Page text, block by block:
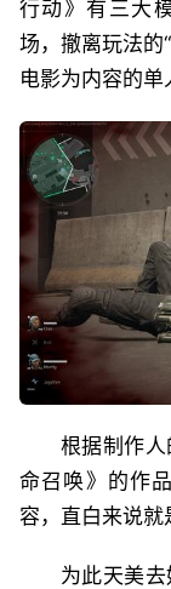
行动》有三大
场，撤离玩法的
电影为内容的单
根据制作
命召唤》的作
容，直白来说就
为此天美